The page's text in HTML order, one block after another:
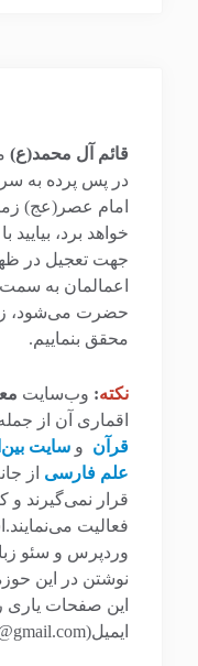
قائم آل محمد(ع)
در پس پرده به
امام عصر(عج)
خواهد برد،
جهت تعجیل در
اعمالمان به
حضرت می‌شود،
محقق بنماییم.
نکته: وب‌سایت
اقماری آن از
قرآن و سایت
علم فارسی از
قرار نمی‌گیرند و
فعالیت
وردپرس و سئو
نوشتن در این
این صفحات یاری
ایمیل(raminfakhari@gmail.com) پیام بدهند.